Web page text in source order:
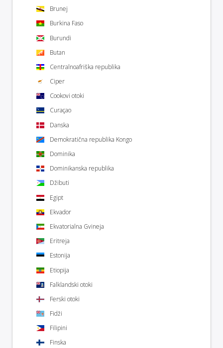
Brunej
Burkina Faso
Burundi
Butan
Centralnoafriška republika
Ciper
Cookovi otoki
Curaçao
Danska
Demokratična republika Kongo
Dominika
Dominikanska republika
Džibuti
Egipt
Ekvador
Ekvatorialna Gvineja
Eritreja
Estonija
Etiopija
Falklandski otoki
Ferski otoki
Fidži
Filipini
Finska